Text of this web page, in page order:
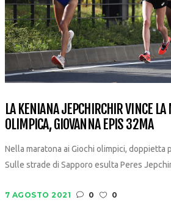
LA KENIANA JEPCHIRCHIR VINCE LA
OLIMPICA, GIOVANNA EPIS 32MA
Nella maratona ai Giochi olimpici, doppietta
Sulle strade di Sapporo esulta Peres
7 AGOSTO 2021 0 0